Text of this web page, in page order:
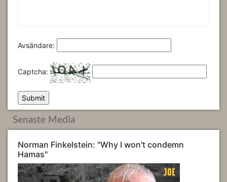
Avsändare:
Captcha:
Senaste Media
Norman Finkelstein: "Why I won't condemn
Hamas"